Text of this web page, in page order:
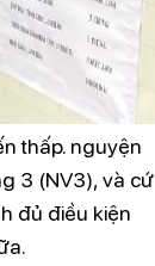
thấp. nguyện
3 (NV3), và cứ
đủ điều kiện